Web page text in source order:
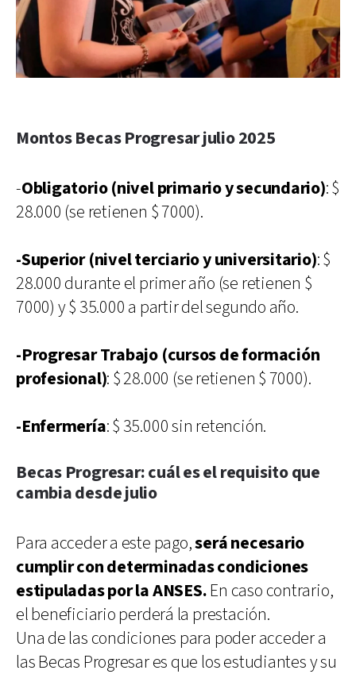
Montos Becas Progresar julio 2025
-Obligatorio (nivel primario y secundario): $
28.000 (se retienen $ 7000).
-Superior (nivel terciario y universitario): $
28.000 durante el primer año (se retienen $
7000) y $ 35.000 a partir del segundo año.
-Progresar Trabajo (cursos de formación
profesional): $ 28.000 (se retienen $ 7000).
-Enfermería: $ 35.000 sin retención.
Becas Progresar: cuál es el requisito que
cambia desde julio
Para acceder a este pago,será necesario
cumplir con determinadas condiciones
estipuladas por la ANSES.En caso contrario,
el beneficiario perderá la prestación.
Una de las condiciones para poder acceder a
las Becas Progresar es que los estudiantes y su